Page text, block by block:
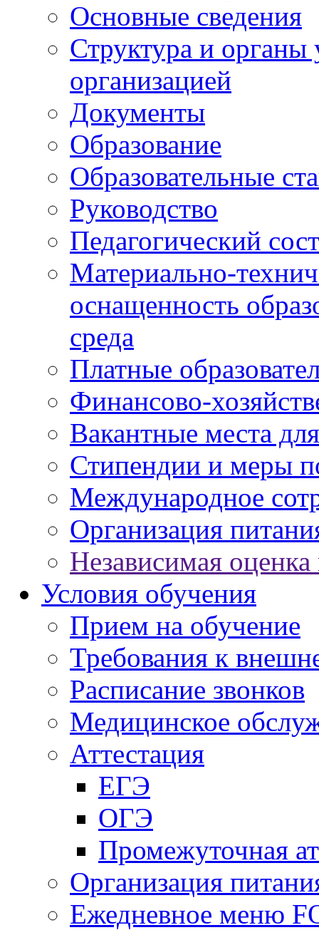
Основные сведения
Структура и органы
организацией
Документы
Образование
Образовательные
Руководство
Педагогический
Материально-
оснащенность
среда
Платные
Финансово-
Вакантные места
Стипендии и меры
Международное
Организация
Независимая оценка
Условия обучения
Прием на обучение
Требования к
Расписание звонков
Медицинское
Аттестация
ЕГЭ
ОГЭ
Промежуточная
Организация
Ежедневное меню